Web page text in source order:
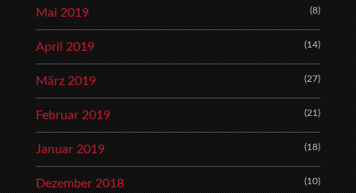
Mai 2019 (8)
April 2019 (14)
März 2019 (27)
Februar 2019 (21)
Januar 2019 (18)
Dezember 2018 (10)